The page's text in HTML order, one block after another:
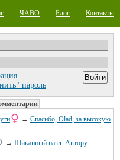
ЧАВО Блог Контакты
пароль
→ Спасибо, Olad, за высокую
→ Шикапный пазл. Автору